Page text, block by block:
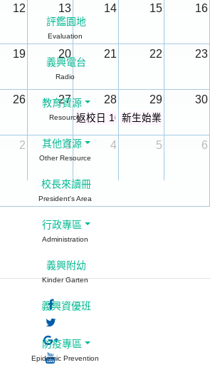
12 13 14 15 16
19 20 21 22 23
26 27 28 29 30
返校日 10:00放學
新生始業式
2 3 4 5 6
評鑑園地
Evaluation
義興電台
Radio
教育資源
Resource
其他資源
Other Resource
校長來讀冊
President's Area
行政專區
Administration
義興附幼
Kinder Garten
義興資優班
防疫專區
Epidemic Prevention